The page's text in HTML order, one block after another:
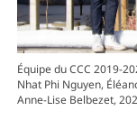
Équipe du CCC 2019-
Nhat Phi Nguyen,
Anne-Lise Belbezet,